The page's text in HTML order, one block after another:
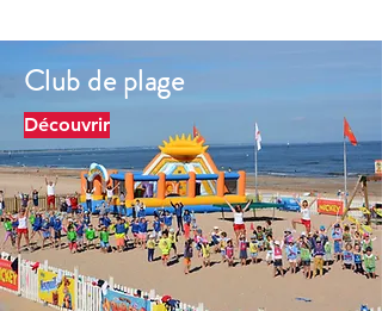
Club de plage
Découvrir